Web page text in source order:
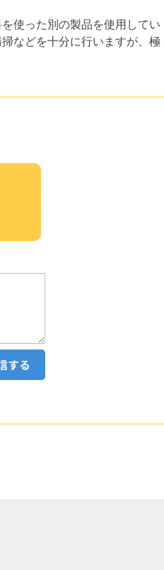
使った別の製品を使用してい
などを十分に行いますが、極
する